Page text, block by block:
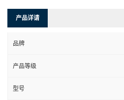
产品详请
品牌
产品等级
型号